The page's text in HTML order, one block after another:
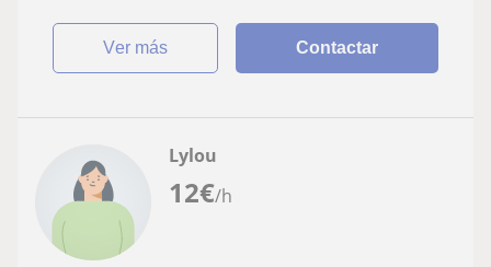
ver más Contactar
12€/h
Lylou